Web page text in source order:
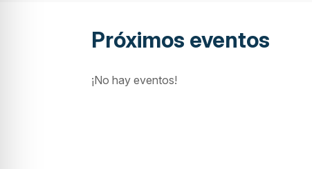
Próximos eventos
¡No hay eventos!